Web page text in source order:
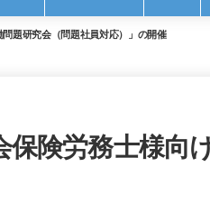
題研究会（問題社員対応）」の開催
保険労務士様向